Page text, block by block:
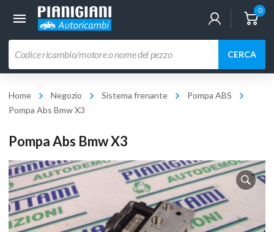
0
prodotti
CERCA
Home Negozio Sistema frenante
Pompa ABS
Pompa Abs Bmw X3
Pompa Abs Bmw X3